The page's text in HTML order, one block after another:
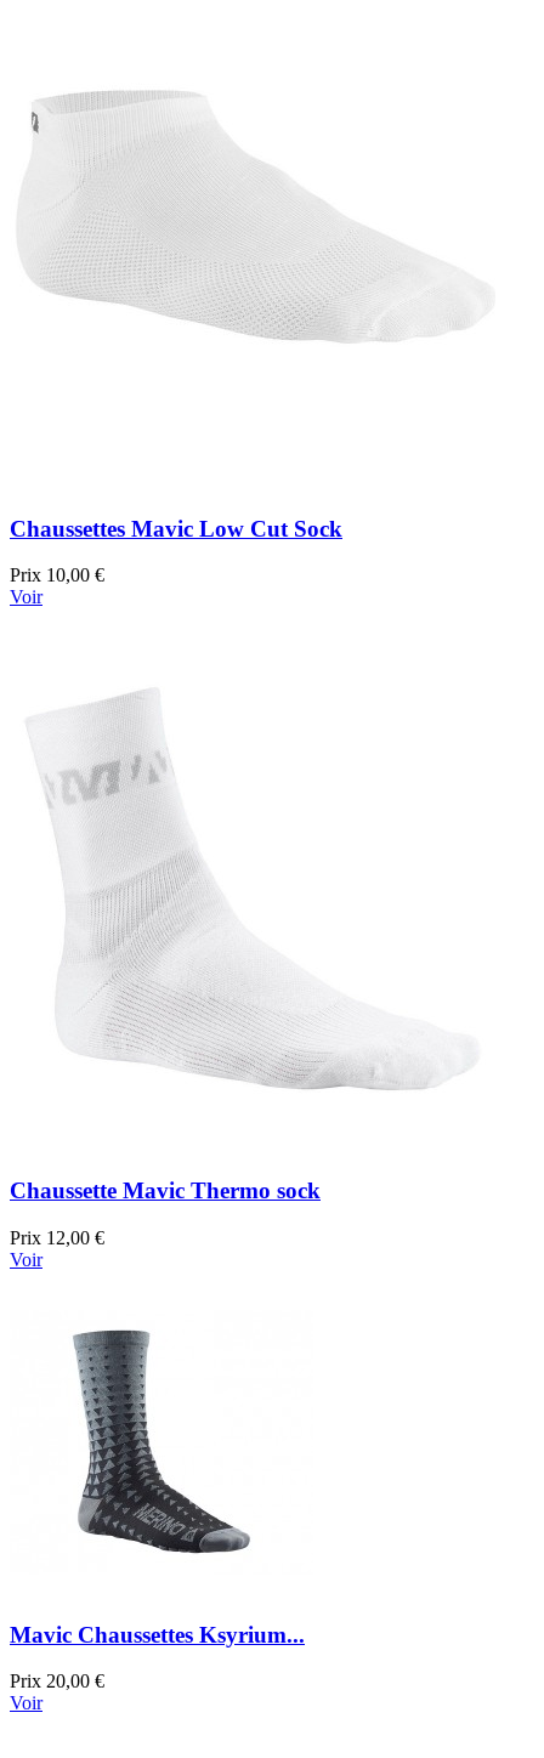
Chaussettes Mavic Low Cut Sock
Prix 10,00 €
Voir
Chaussette Mavic Thermo sock
Prix 12,00 €
Voir
Mavic Chaussettes Ksyrium...
Prix 20,00 €
Voir